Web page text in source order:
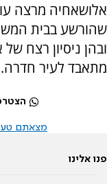
שהורשע בבית
ובהן ניסיון רצח
מתאבד לעיר חדרה.
מצאתם
פנו אלינו